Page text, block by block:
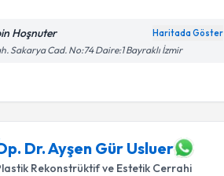
Hoşnuter Haritada Göster
Sakarya Cad. No:74 Daire:1 Bayraklı İzmir
Dr. Ayşen Gür Usluer
Rekonstrüktif ve Estetik Cerrahi